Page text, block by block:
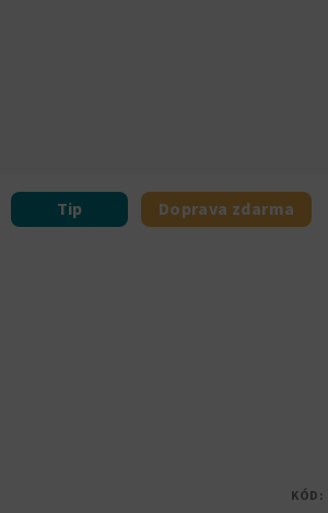
Tip Doprava zdarma
KÓD: